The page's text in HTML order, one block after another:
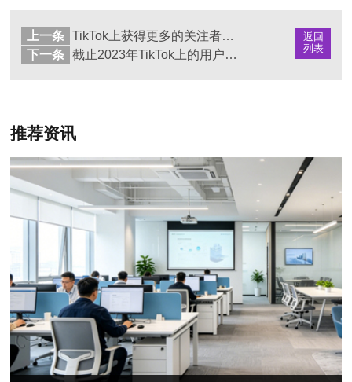
返回
列表
上一条
TikTok上获得更多的关注者和点赞的九个方法
下一条
截止2023年TikTok上的用户年龄和性别分布情况如何？
推荐资讯